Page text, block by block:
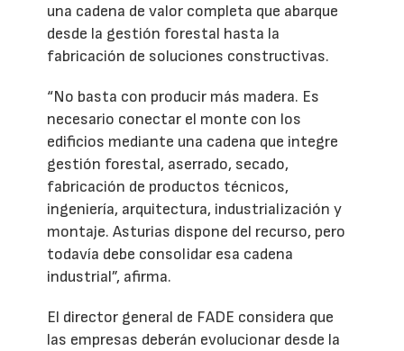
una cadena de valor completa que abarque
desde la gestión forestal hasta la
fabricación de soluciones constructivas.
“No basta con producir más madera. Es
necesario conectar el monte con los
edificios mediante una cadena que integre
gestión forestal, aserrado, secado,
fabricación de productos técnicos,
ingeniería, arquitectura, industrialización y
montaje. Asturias dispone del recurso, pero
todavía debe consolidar esa cadena
industrial”, afirma.
El director general de FADE considera que
las empresas deberán evolucionar desde la